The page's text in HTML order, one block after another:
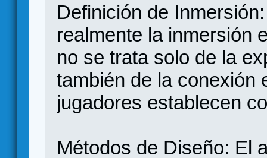
Definición de
realmente la inmersión
no se trata solo de la
también de la conexión
jugadores establecen
Métodos de Diseño: El